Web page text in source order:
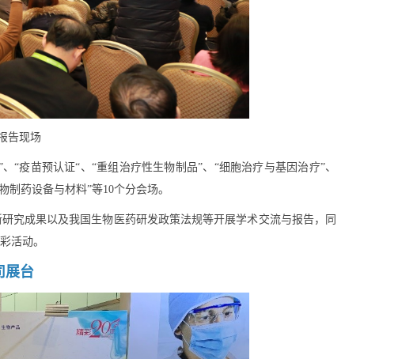
告现场
疫苗预认证“、“重组治疗性生物制品”、“细胞治疗与基因治疗”、
制药设备与材料”等10个分会场。
究成果以及我国生物医药研发政策法规等开展学术交流与报告，同
活动。
展台